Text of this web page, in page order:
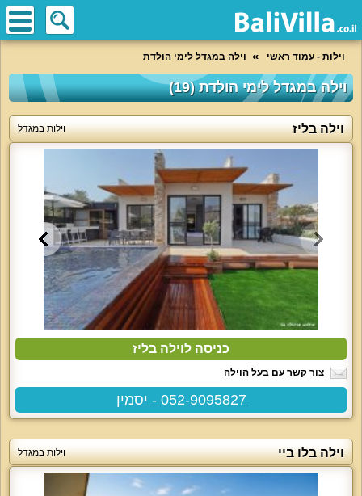
וילות - עמוד ראשי וילה במגדל לימי הולדת
וילה במגדל לימי הולדת (19)
וילה בליז וילות במגדל
כניסה לוילה בליז
צור קשר עם בעל הוילה
052-9095827 - יסמין
וילה בלו ביי וילות במגדל